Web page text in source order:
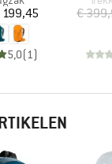
5,0(1 )
€